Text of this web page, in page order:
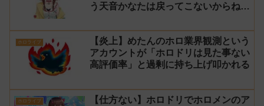
う天音かなたは戻ってこないからね」
ホロライブ
【炎上】めたんのホロ業界観測という
アカウントが「ホロドリは見た事ない
高評価率」と過剰に持ち上げ叩かれる
ホロライブ
【仕方ない】ホロドリでホロメンのア